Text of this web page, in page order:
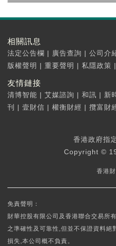
相關訊息
法定公告欄 | 廣告查詢 | 公司介
版權聲明 | 重要聲明 | 私隱政策 |
友情鏈接
清博智能 | 艾媒諮詢 | 和訊 | 新
刊
| 壹財信 | 權衡財經 | 攬富財
香港政府指
Copyright ©
香港
免責聲明：
財華控股有限公司及香港聯合交易所
之準確性及可靠性,但並不保證資料絕
損失,本公司概不負責。